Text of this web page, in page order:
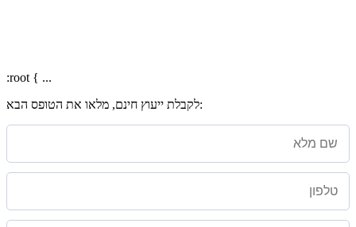
:root { ...
לקבלת ייעוץ חינם, מלאו את הטופס הבא: